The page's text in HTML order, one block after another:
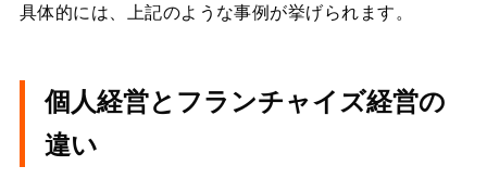
具体的には、上記のような事例が挙げられます。
個人経営とフランチャイズ経営の
違い